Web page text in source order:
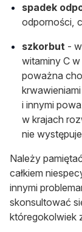
spadek
odporności,
szkorbut -
witaminy C
poważna
i innymi
w krajach
nie
Należy
całkiem
innymi
skonsultować
któregokolwiek